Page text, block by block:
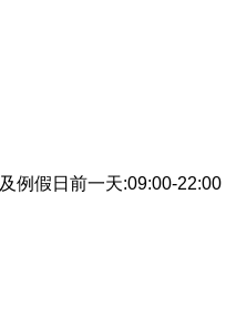
及例假日前一天:09:00-22:00